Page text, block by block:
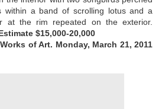
within a band of scrolling lotus and a
at the rim repeated on the exterior.
$15,000-20,000
of Art. Monday, March 21, 2011